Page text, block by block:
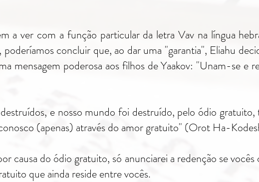
a ver com a função particular da letra Vav na língua
concluir que, ao dar uma "garantia", Eliahu
mensagem poderosa aos filhos de Yaakov: "Unam-se e
e nosso mundo foi destruído, pelo ódio
(apenas) através do amor gratuito" (Orot Ha-
causa do ódio gratuito, só anunciarei a redenção se vocês
que ainda reside entre vocês.